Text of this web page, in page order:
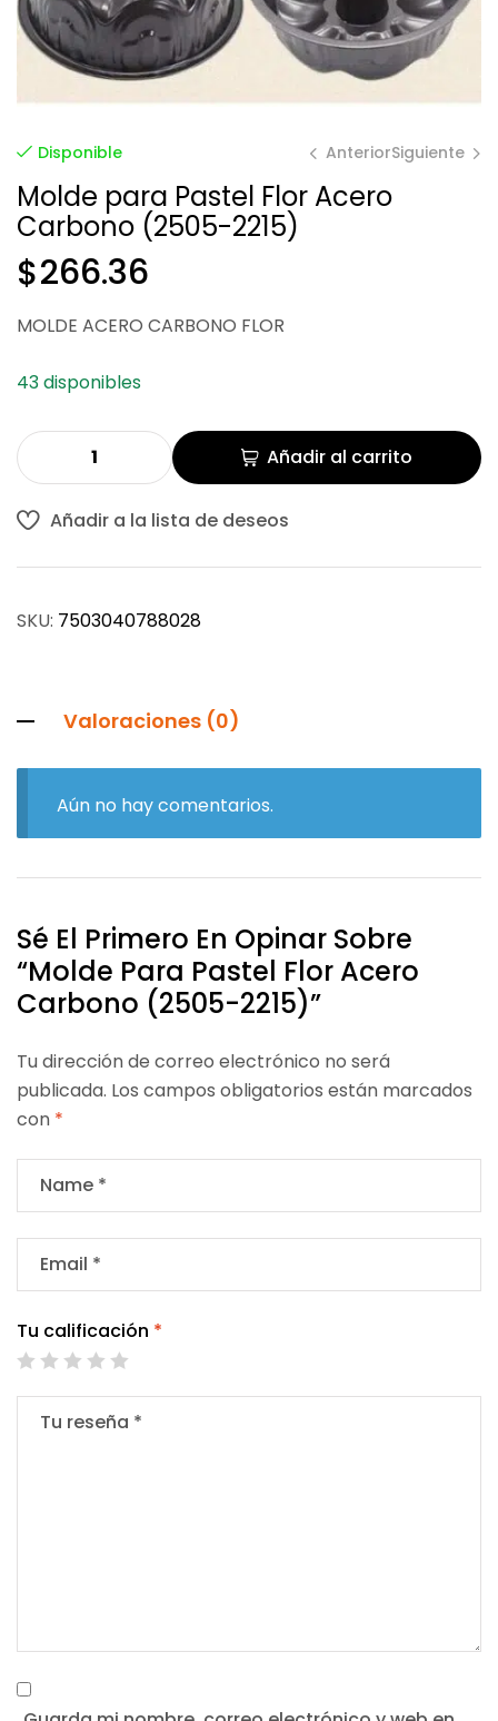
Disponible AnteriorSiguiente
Molde para Pastel Flor Acero
Carbono (2505-2215)
$266.36
MOLDE ACERO CARBONO FLOR
43 disponibles
Añadir al carrito
Añadir a la lista de deseos
SKU: 7503040788028
Valoraciones (0)
Aún no hay comentarios.
Sé El Primero En Opinar Sobre
“Molde Para Pastel Flor Acero
Carbono (2505-2215)”
Tu dirección de correo electrónico no será
publicada. Los campos obligatorios están marcados
con *
Tu calificación *